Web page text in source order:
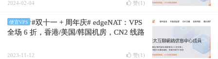
2024-02-04 赞(1 )
便宜VPS
#双十一 + 周年庆# edgeNAT：VPS
全场 6 折，香港/美国/韩国机房，CN2 线路
2023-11-12 赞(1 )